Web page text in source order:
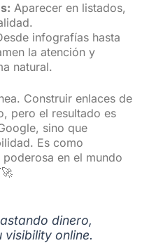
Aparecer en listados,
infografías hasta
la atención y
natural.
Construir enlaces de
pero el resultado es
sino que
Es como
en el mundo
dinero,
visibility online.